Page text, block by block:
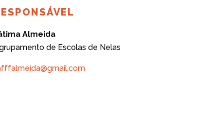
Almeida
de Escolas de Nelas